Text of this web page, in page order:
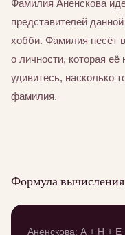
Фамилия Аненскова
представителей
хобби. Фамилия несёт
о личности, которая
удивитесь, насколько
фамилия.
Формула
Аненскова: А + Н +